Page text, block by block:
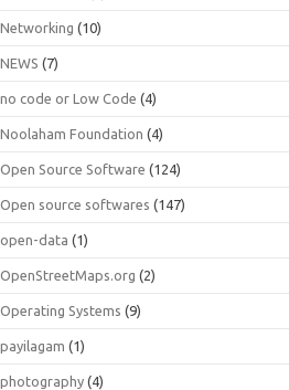
Networking (10)
NEWS (7)
no code or Low Code (4)
Noolaham Foundation (4)
Open Source Software (124)
Open source softwares (147)
open-data (1)
OpenStreetMaps.org (2)
Operating Systems (9)
payilagam (1)
photography (4)